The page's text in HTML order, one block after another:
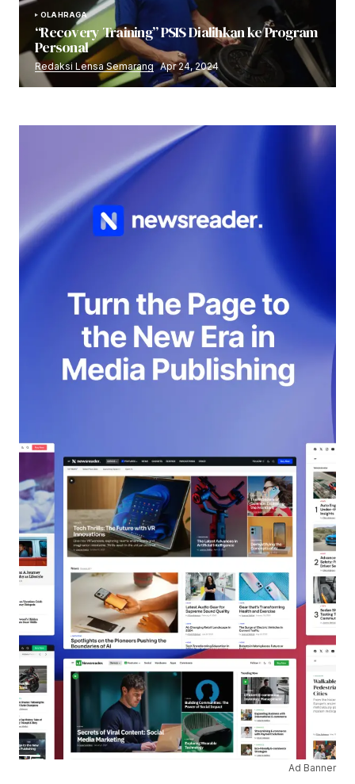
OLAHRAGA
“Recovery Training” PSIS Dialihkan ke Program
Personal
Redaksi Lensa Semarang Apr 24, 2024
Ad Banner